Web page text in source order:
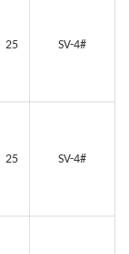
25 SV-4#
25 SV-4#